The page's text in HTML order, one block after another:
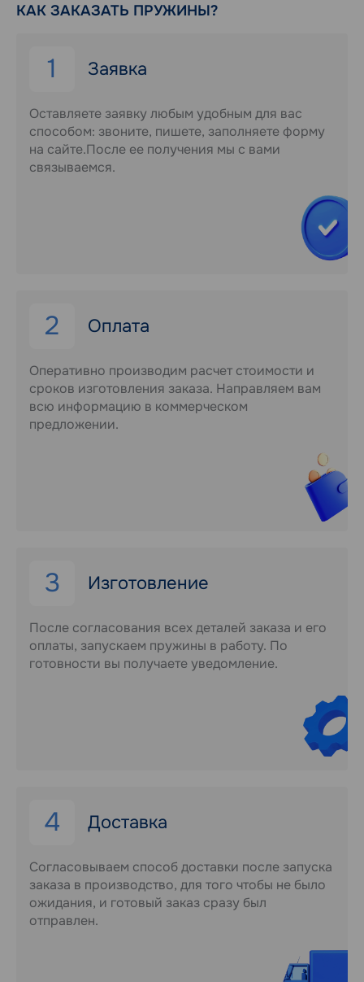
КАК ЗАКАЗАТЬ ПРУЖИНЫ?
1 Заявка
Оставляете заявку любым удобным для вас
способом: звоните, пишете, заполняете форму
на сайте.После ее получения мы с вами
связываемся.
2 Оплата
Оперативно производим расчет стоимости и
сроков изготовления заказа. Направляем вам
всю информацию в коммерческом
предложении.
3 Изготовление
После согласования всех деталей заказа и его
оплаты, запускаем пружины в работу. По
готовности вы получаете уведомление.
4 Доставка
Согласовываем способ доставки после запуска
заказа в производство, для того чтобы не было
ожидания, и готовый заказ сразу был
отправлен.